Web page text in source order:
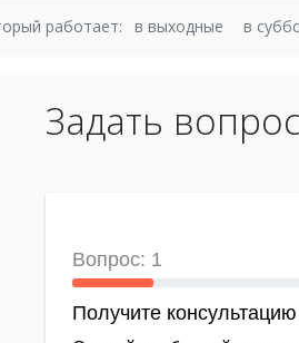
работает: в выходные в
Задать